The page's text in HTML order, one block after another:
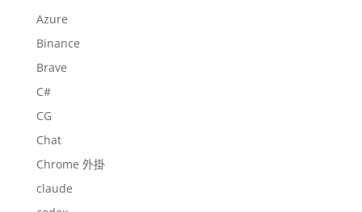
Azure
Binance
Brave
C#
CG
Chat
Chrome 外掛
claude